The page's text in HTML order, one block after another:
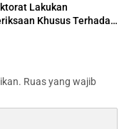
Lakukan
Khusus Terhadap
Ruas yang wajib